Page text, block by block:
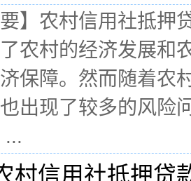
】农村信用社抵押
农村的经济发展和
保障。然而随着农
出现了较多的风险
...
村信用社抵押